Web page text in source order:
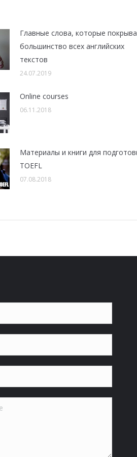
Главные слова, которые
большинство всех английских
текстов
24.07.2019
Оnline courses
06.11.2018
Mатериалы и книги для
TOEFL
07.08.2018